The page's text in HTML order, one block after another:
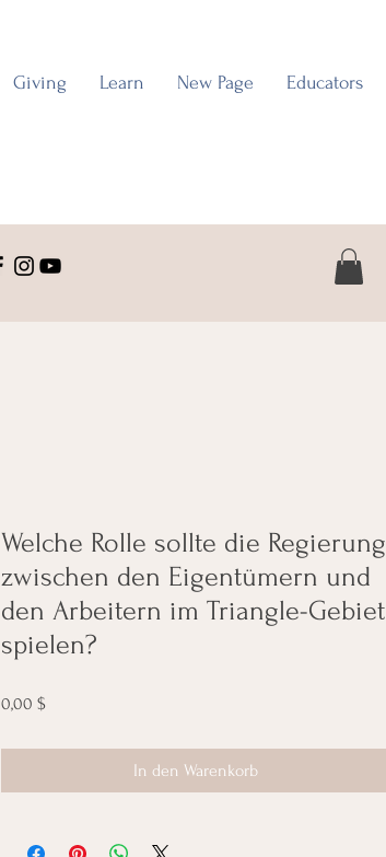
Giving Learn New Page Educators
Welche Rolle sollte die Regierung
zwischen den Eigentümern und
den Arbeitern im Triangle-Gebiet
spielen?
0,00 $Preis
In den Warenkorb